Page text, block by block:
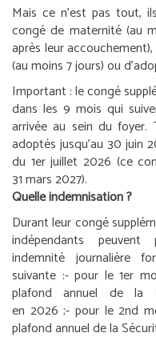
Mais ce n’est pas tout,
congé de maternité (au
après leur
(au moins 7 jours) ou
Important :le congé
dans les 9 mois qui
arrivée au sein du
adoptés jusqu’au 30 juin
du 1erjuillet 2026 (ce
31 mars 2027).
Quelle indemnisation ?
Durant leur congé
indépendants
indemnité journalière
suivante :- pour le 1er
plafond annuel de la
en 2026 ;- pour le 2nd
plafond annuel de la